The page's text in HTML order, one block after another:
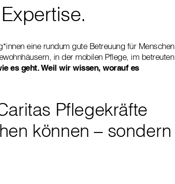
eine rundum gute Betreuung für Menschen
in der mobilen Pflege, im betreuten
es geht. Weil wir wissen, worauf es
Pflegekräfte
können – sondern